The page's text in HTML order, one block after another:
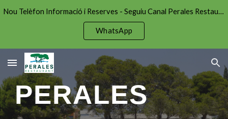
Nou Telèfon Informació i Reserves - Seguiu Canal Perales Restaurant per estar al dia!
WhatsApp
PERALES